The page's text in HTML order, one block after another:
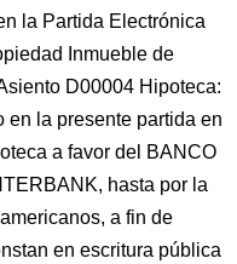
la Partida Electrónica
Inmueble de
D00004 Hipoteca:
en la presente partida en
a favor del BANCO
hasta por la
a fin de
en escritura pública